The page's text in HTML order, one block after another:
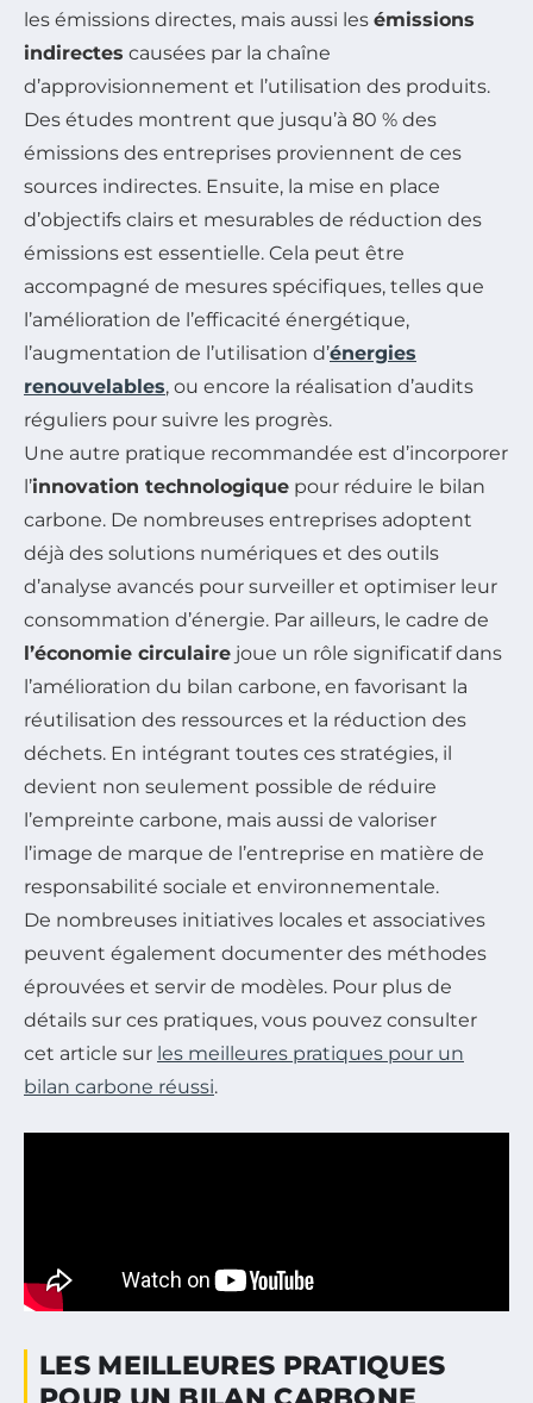
les émissions directes, mais aussi les émissions
indirectes causées par la chaîne
d’approvisionnement et l’utilisation des produits.
Des études montrent que jusqu’à 80 % des
émissions des entreprises proviennent de ces
sources indirectes. Ensuite, la mise en place
d’objectifs clairs et mesurables de réduction des
émissions est essentielle. Cela peut être
accompagné de mesures spécifiques, telles que
l’amélioration de l’efficacité énergétique,
l’augmentation de l’utilisation d’énergies
renouvelables, ou encore la réalisation d’audits
réguliers pour suivre les progrès.
Une autre pratique recommandée est d’incorporer
l’innovation technologique pour réduire le bilan
carbone. De nombreuses entreprises adoptent
déjà des solutions numériques et des outils
d’analyse avancés pour surveiller et optimiser leur
consommation d’énergie. Par ailleurs, le cadre de
l’économie circulaire joue un rôle significatif dans
l’amélioration du bilan carbone, en favorisant la
réutilisation des ressources et la réduction des
déchets. En intégrant toutes ces stratégies, il
devient non seulement possible de réduire
l’empreinte carbone, mais aussi de valoriser
l’image de marque de l’entreprise en matière de
responsabilité sociale et environnementale.
De nombreuses initiatives locales et associatives
peuvent également documenter des méthodes
éprouvées et servir de modèles. Pour plus de
détails sur ces pratiques, vous pouvez consulter
cet article sur les meilleures pratiques pour un
bilan carbone réussi.
LES MEILLEURES PRATIQUES